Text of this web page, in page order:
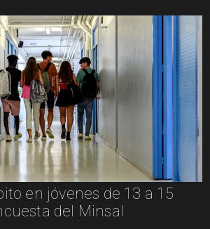
en jóvenes de 13 a 15
del Minsal